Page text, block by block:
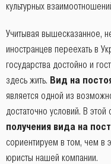
культурных
Учитывая вышесказанное,
иностранцев переехать в
государства достойно и
здесь жить. Вид на
является одной из
достаточно условий. В
получения вида на
сориентируем в том, чем в
юристы нашей компании.